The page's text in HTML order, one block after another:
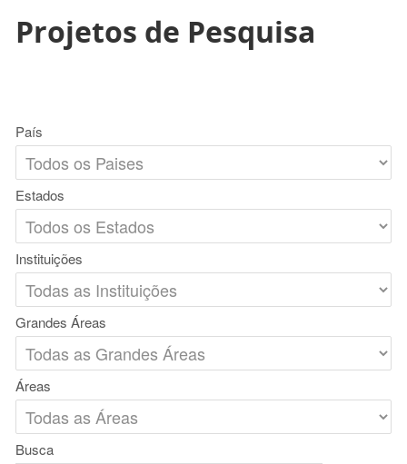
Projetos de Pesquisa
País
Estados
Instituições
Grandes Áreas
Áreas
Busca